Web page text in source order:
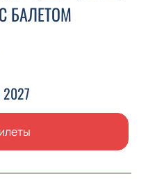
БАЛЕТОМ